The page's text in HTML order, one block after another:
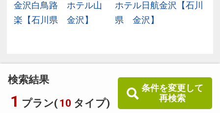
検索結果
1 プラン( 10 タイプ)
条件を変更して
再検索
金沢白鳥路 ホテル山
楽【石川県 金沢】
ホテル日航金沢【石川
県 金沢】